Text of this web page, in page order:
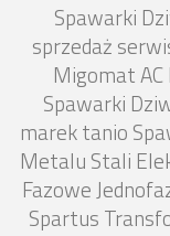
Spawarki
sprzedaż
Migomat
Spawarki
marek tanio
Metalu Stali
Fazowe
Spartus